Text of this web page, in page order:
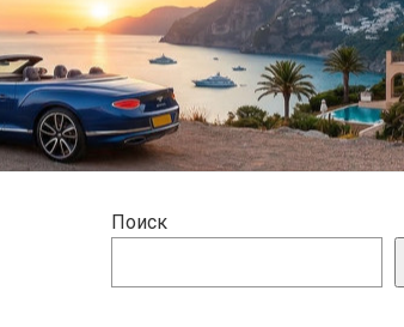
Поиск